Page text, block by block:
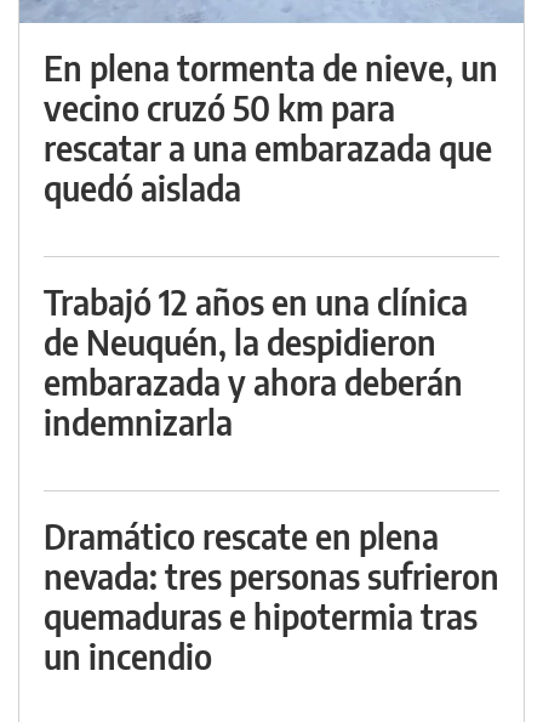
En plena tormenta de nieve, un
vecino cruzó 50 km para
rescatar a una embarazada que
quedó aislada
Trabajó 12 años en una clínica
de Neuquén, la despidieron
embarazada y ahora deberán
indemnizarla
Dramático rescate en plena
nevada: tres personas sufrieron
quemaduras e hipotermia tras
un incendio